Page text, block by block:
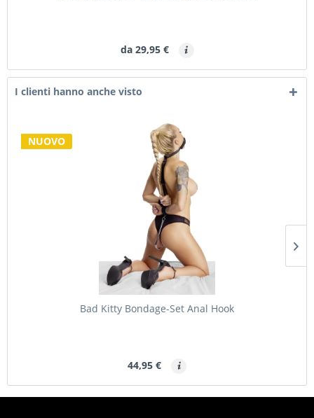
da 29,95 €
I clienti hanno anche visto
NUOVO
Bad Kitty Bondage-Set Anal Hook
44,95 €